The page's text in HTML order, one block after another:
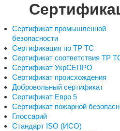
Сертификат промышленной
безопасности
Сертификация по ТР ТС
Сертификат соответствия ТР
Сертификат УкрСЕПРО
Сертификат происхождения
Добровольный сертификат
Сертификат Евро 5
Сертификат пожарной
Глоссарий
Стандарт ISO (ИСО)